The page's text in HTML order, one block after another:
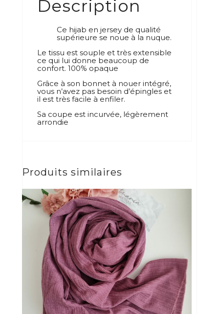
Description
Ce hijab en jersey de qualité
supérieure se noue à la nuque.
Le tissu est souple et très extensible
ce qui lui donne beaucoup de
confort. 100% opaque
Grâce à son bonnet à nouer intégré,
vous n’avez pas besoin d’épingles et
il est très facile à enfiler.
Sa coupe est incurvée, légèrement
arrondie
Produits similaires